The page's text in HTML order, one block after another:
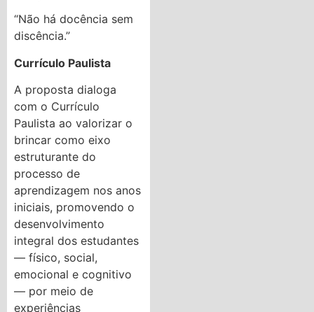
“Não há docência sem
discência.”
Currículo Paulista
A proposta dialoga
com o Currículo
Paulista ao valorizar o
brincar como eixo
estruturante do
processo de
aprendizagem nos anos
iniciais, promovendo o
desenvolvimento
integral dos estudantes
— físico, social,
emocional e cognitivo
— por meio de
experiências